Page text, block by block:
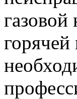
газовой